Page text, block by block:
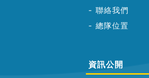
聯絡我們
總隊位置
資訊公開